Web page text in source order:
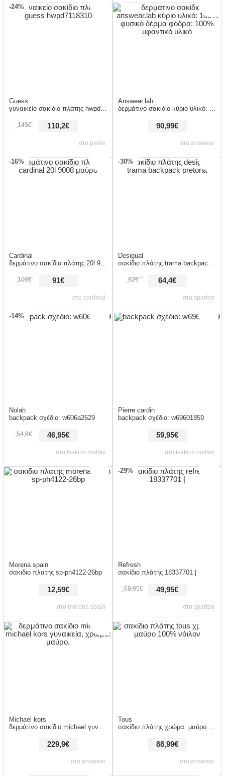
-24%
στο parex
Guess
γυναικείο σακίδιο πλάτης hwpd7118310
110,2€
145€
στο answear
Answear.lab
δερμάτινο σακίδιο κύριο υλικό: 100% φυσικό δέρμα φόδρα: 100% υφαντικό υλικό
90,99€
-16%
στο cardinal
Cardinal
δερμάτινο σακίδιο πλάτης 20l 9008 μαύρο
91€
108€
-30%
στο spartoo
Desigual
σακίδιο πλάτης trama backpack pretoria
64,4€
92€
-14%
στο tsakiris mallas
Nolah
backpack σχέδιο: w606a2629
46,95€
54,9€
στο tsakiris mallas
Pierre cardin
backpack σχέδιο: w69601859
59,95€
στο morena spain
Morena spain
σακιδιο πλατης sp-ph4122-26bp
12,59€
-29%
στο spartoo
Refresh
σακίδιο πλάτης 18337701 |
49,95€
69,95€
στο answear
Michael kors
δερμάτινο σακίδιο michael γυναικεία, χρώμα: μαύρο,
229,9€
στο answear
Tous
σακίδιο πλάτης χρώμα: μαύρο 100% νάιλον
88,99€